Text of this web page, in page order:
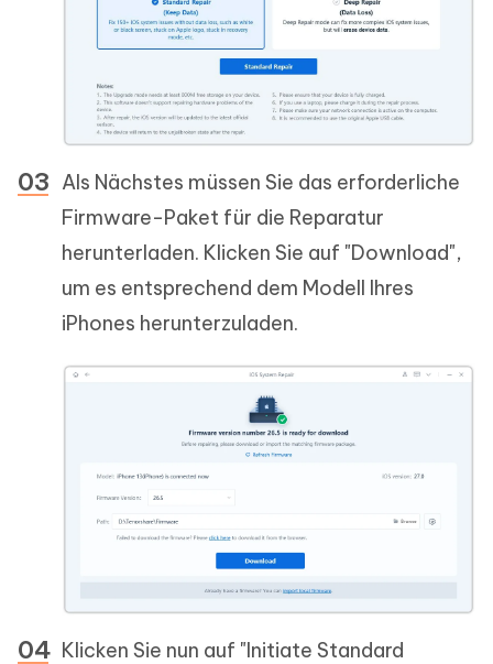
Als Nächstes müssen Sie das erforderliche
Firmware-Paket für die Reparatur
herunterladen. Klicken Sie auf "Download",
um es entsprechend dem Modell Ihres
iPhones herunterzuladen.
Klicken Sie nun auf "Initiate Standard